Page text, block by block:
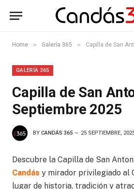
Home » Galería 365 » Capilla de San
GALERÍA 365
Capilla de San
Septiembre 2025
BY CANDÁS 365 25 SEPTIEMBRE,
Descubre la Capilla de San
Candás y mirador privilegiado al
lugar de historia, tradición y